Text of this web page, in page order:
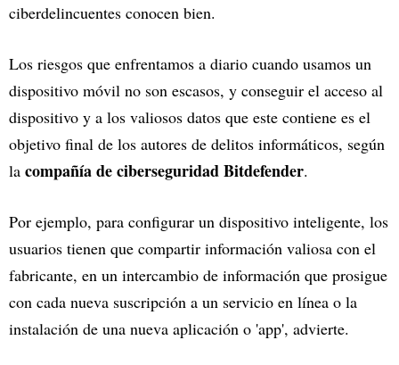
ciberdelincuentes conocen bien.
Los riesgos que enfrentamos a diario cuando usamos un
dispositivo móvil no son escasos, y conseguir el acceso al
dispositivo y a los valiosos datos que este contiene es el
objetivo final de los autores de delitos informáticos, según
la compañía de ciberseguridad Bitdefender.
Por ejemplo, para configurar un dispositivo inteligente, los
usuarios tienen que compartir información valiosa con el
fabricante, en un intercambio de información que prosigue
con cada nueva suscripción a un servicio en línea o la
instalación de una nueva aplicación o 'app', advierte.